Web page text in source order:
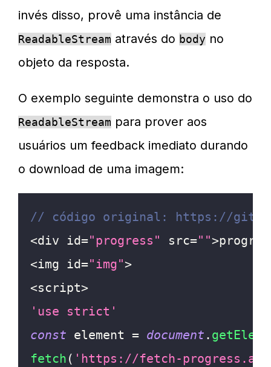
invés disso, provê uma instância de
ReadableStream através do body no
objeto da resposta.
O exemplo seguinte demonstra o uso do
ReadableStream para prover aos
usuários um feedback imediato durando
o download de uma imagem:
// código original: https://
<div id="progress" src="">
<img id="img">
<script>
'use strict'
const element = document .
fetch ( 'https://fetch-